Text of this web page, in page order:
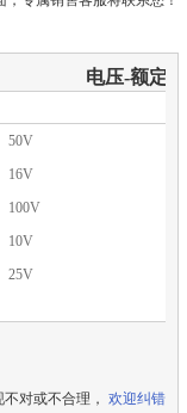
电压-额定
50V
16V
100V
10V
25V
对或不合理， 欢迎纠错